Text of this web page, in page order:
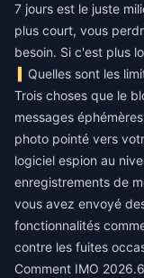
7 jours est le juste
plus court, vous
besoin. Si c'est plus
Quelles sont les
Trois choses que le
messages
photo pointé vers
logiciel espion au
enregistrements de
vous avez envoyé
fonctionnalités
contre les fuites
Comment IMO